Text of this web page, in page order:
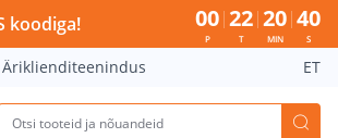
HIKKORIPUU - Bauhof has
koodiga! 00
P
22
T
20
MIN
40
S
Äriklienditeenindus ET